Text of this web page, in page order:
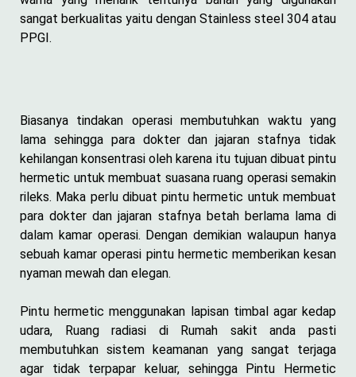
sangat berkualitas yaitu dengan Stainless steel 304 atau
PPGI.
Biasanya tindakan operasi membutuhkan waktu yang
lama sehingga para dokter dan jajaran stafnya tidak
kehilangan konsentrasi oleh karena itu tujuan dibuat pintu
hermetic untuk membuat suasana ruang operasi semakin
rileks. Maka perlu dibuat pintu hermetic untuk membuat
para dokter dan jajaran stafnya betah berlama lama di
dalam kamar operasi. Dengan demikian walaupun hanya
sebuah kamar operasi pintu hermetic memberikan kesan
nyaman mewah dan elegan.
Pintu hermetic menggunakan lapisan timbal agar kedap
udara, Ruang radiasi di Rumah sakit anda pasti
membutuhkan sistem keamanan yang sangat terjaga
agar tidak terpapar keluar, sehingga Pintu Hermetic